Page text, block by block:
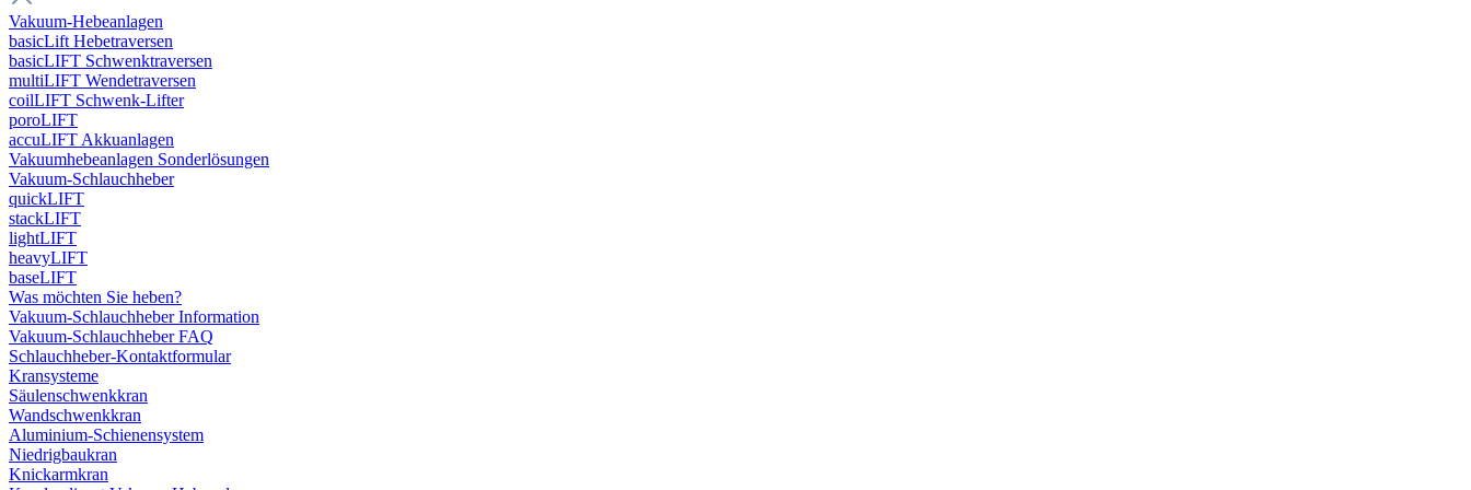
Vakuum-Hebeanlagen
basicLift Hebetraversen
basicLIFT Schwenktraversen
multiLIFT Wendetraversen
coilLIFT Schwenk-Lifter
poroLIFT
accuLIFT Akkuanlagen
Vakuumhebeanlagen Sonderlösungen
Vakuum-Schlauchheber
quickLIFT
stackLIFT
lightLIFT
heavyLIFT
baseLIFT
Was möchten Sie heben?
Vakuum-Schlauchheber Information
Vakuum-Schlauchheber FAQ
Schlauchheber-Kontaktformular
Kransysteme
Säulenschwenkkran
Wandschwenkkran
Aluminium-Schienensystem
Niedrigbaukran
Knickarmkran